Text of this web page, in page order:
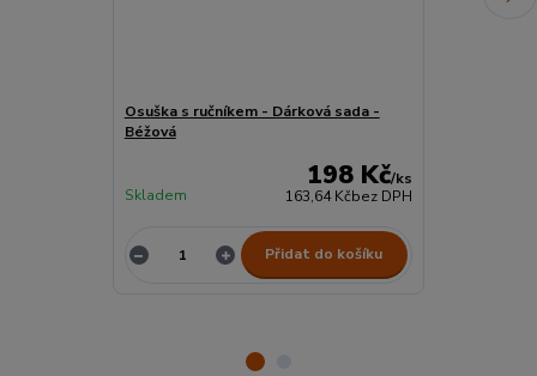
Osuška s ručníkem - Dárková sada -
Béžová
198 Kč/ks
163,64 Kčbez DPH
Skladem
Přidat do košíku